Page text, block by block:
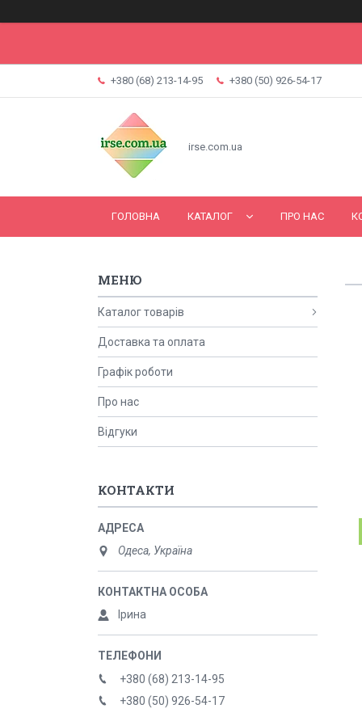
+380 (68) 213-14-95 +380 (50) 926-54-17
irse.com.ua
ГОЛОВНА КАТАЛОГ ПРО НАС
Каталог товарів
Доставка та оплата
Графік роботи
Про нас
Відгуки
КОНТАКТИ
Одеса, Україна
Ірина
+380 (68) 213-14-95
+380 (50) 926-54-17